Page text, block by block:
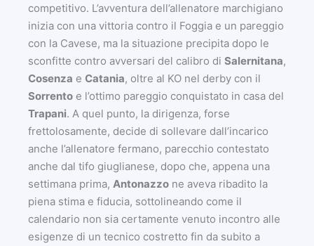
competitivo. L’avventura dell’allenatore marchigiano
inizia con una vittoria contro il Foggia e un pareggio
con la Cavese, ma la situazione precipita dopo le
sconfitte contro avversari del calibro di Salernitana,
Cosenza e Catania, oltre al KO nel derby con il
Sorrento e l’ottimo pareggio conquistato in casa del
Trapani. A quel punto, la dirigenza, forse
frettolosamente, decide di sollevare dall’incarico
anche l’allenatore fermano, parecchio contestato
anche dal tifo giuglianese, dopo che, appena una
settimana prima, Antonazzo ne aveva ribadito la
piena stima e fiducia, sottolineando come il
calendario non sia certamente venuto incontro alle
esigenze di un tecnico costretto fin da subito a